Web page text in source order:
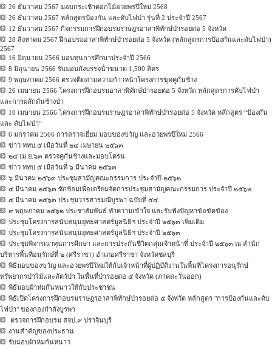
26 ธันวาคม 2567 มอบกระเช้าดอกไม้อวยพรปีใหม่ 2568
26 ธันวาคม 2567 หลักสูตรป้องกัน และดับไฟป่า รุ่นที่ 2 ประจำปี 2567
12 ธันวาคม 2567 กิจกรรมการฝึกอบรมราษฎรอาสาพิทักษ์ป่ารอยต่อ 5 จังหวัด
28 สิงหาคม 2567 ฝึกอบรมอาสาพิทักษ์ป่ารอยต่อ 5 จังหวัด (หลักสูตรการป้องกันและดับไฟป่า)
2567
16 มิถุนายน 2566 มอบทุนการศึกษาประจําปี 2566
8 มิถุนายน 2566 รับมอบถังบรรจุน้ําขนาด 1,500 ลิตร
9 พฤษภาคม 2566 ตรวจติดตามความก้าวหน้าโครงการขุดคูกันช้าง
26 เมษายน 2566 โครงการฝึกอบรมอาสาพิทักษ์ป่ารอยต่อ 5 จังหวัด หลักสูตรการดับไฟป่า
และการผลักดันช้างป่า
10 เมษายน 2566 โครงการฝึกอบรมราษฎรอาสาพิทักษ์ป่ารอยต่อ 5 จังหวัด หลักสูตร “ป้องกัน
และ ดับไฟป่า”
6 มกราคม 2566 การตรวจเยี่ยม มอบของขวัญ และอวยพรปีใหม่ 2566
ข่าว ททบ.๕ เมื่อวันที่ ๒๔ เมษายน ๒๕๖๓
๒๔ เม.ย.๖๓ ตรวจคูกันช้างและมอบโดรน
ข่าว ททบ.๕ เมื่อวันที่ ๖ มีนาคม ๒๕๖๓
๖ มีนาคม ๒๕๖๓ ประชุมสามัญคณะกรรมการ ประจำปี ๒๕๖๒
๔ มีนาคม ๒๕๖๓ ซักซ้อมเพื่อเตรียมจัดการประชุมสามัญคณะกรรมการ ประจำปี ๒๕๖๒
๔ มีนาคม ๒๕๖๓ ประชุมวารสารมณีบูรพา ฉบับที่ ๕๔
๙ พฤษภาคม ๒๕๖๒ ประชาสัมพันธ์ ทำความเข้าใจ และรับฟังปัญหาข้อขัดข้อง
ประชุมโครงการสนับสนุนยุทธศาสตร์มูลนิธิฯ ประจำปี ๒๕๖๓ เพิ่มเติม
ประชุมโครงการสนับสนุนยุทธศาสตร์มูลนิธิฯ ประจำปี ๒๕๖๓
ประชุมพิจารณาทุนการศึกษา และการประกันชีวิตกลุ่มเจ้าหน้าที่ ประจำปี ๒๕๖๓ ณ สำนัก
บริหารพื้นที่อนุรักษ์ที่ ๒ (ศรีราชา) อำเภอศรีราชา จังหวัดชลบุรี
พิธีมอบของขวัญ และอวยพรปีใหม่ให้กับเจ้าหน้าที่ผู้ปฏิบัติงานในพื้นที่โครงการอนุรักษ์
ทรัพยากรป่าไม้และสัตว์ป่า ในพื้นที่ป่ารอยต่อ ๕ จังหวัด (ภาคตะวันออก)
พิธีมอบผ้าห่มกันหนาวให้กับประชาชน
พิธีเปิดโครงการฝึกอบรมราษฎรอาสาพิทักษ์ป่ารอยต่อ ๕ จังหวัด หลักสูตร "การป้องกันและดับ
ไฟป่า" ของกองกำลังบูรพา
ตรวจการฝึกอบรม สจป.๙ ปราจีนบุรี
งานสำคัญของประธาน
รับมอบผ้าห่มกันหนาว